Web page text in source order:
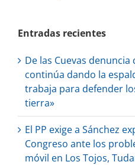
Entradas recientes
De las Cuevas
continúa dando la
trabaja para defender
tierra»
El PP exige a Sánchez
Congreso ante los
móvil en Los Tojos,